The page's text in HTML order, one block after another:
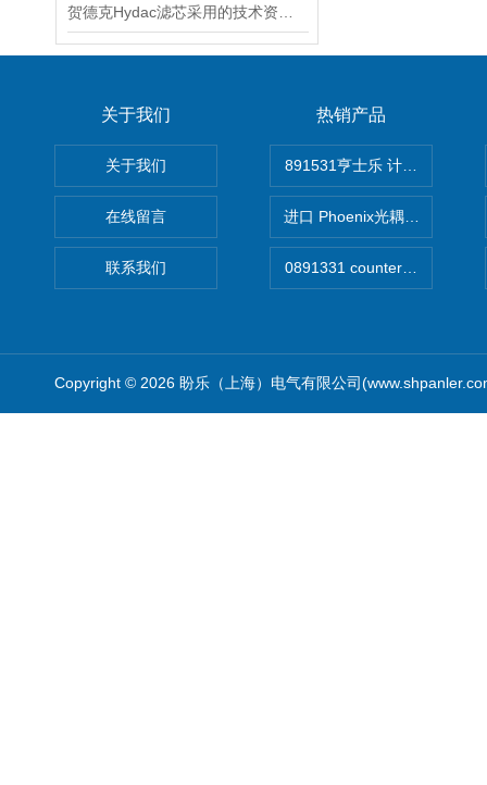
关于我们
关于我们
在线留言
联系我们
热销产品
891531亨士乐 计时器
进口 Phoenix光耦开关
Copyright © 2026 盼乐（上海）电气有限公司